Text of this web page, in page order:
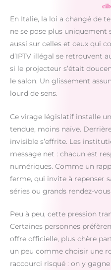
En Italie, la loi a changé de
ne se pose plus uniquement
aussi sur celles et ceux qui
d’IPTV illégal se retrouvent
si le projecteur s’était
le salon. Un glissement
lourd de sens.
Ce virage législatif installe
tendue, moins naïve.
invisible s’effrite. Les
message net : chacun est
numériques. Comme un
ferme, qui invite à repenser
séries ou grands rendez-
Peu à peu, cette pression
Certaines personnes
offre officielle, plus chère
un peu comme choisir une
raccourci risqué : on y